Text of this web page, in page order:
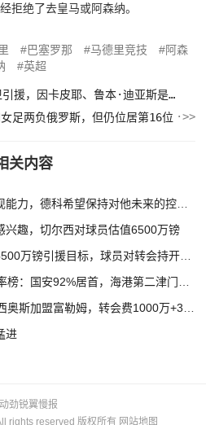
拒绝了去皇马或阿森纳。
巴塞罗那 马德里竞技
阿森
英超
ESPN：皇马继续寻找后卫引援，因卡皮耶、鲁本·迪亚斯是目标
足两负俄罗斯，但仍位居第16位
关内容
力，德科希望保持对他未来的控制权
兴趣，切尔西对球员估值6500万镑
万镑引援目标，球员对转会持开放态度
国安92%居首，海港第二津门虎第三
加盟富勒姆，转会费1000万+30%二转
进
劲锐翼慢报
rights reserved 版权所有 网站地图